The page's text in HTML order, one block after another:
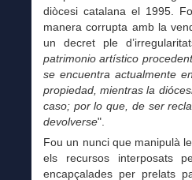
diòcesi catalana el 1995.
manera corrupta amb la
un decret ple
patrimonio artístico
se encuentra actualmente
propiedad, mientras la
caso; por lo que, de ser
devolverse".
Fou un nunci que manipulà
els recursos interposats
encapçalades per prelats